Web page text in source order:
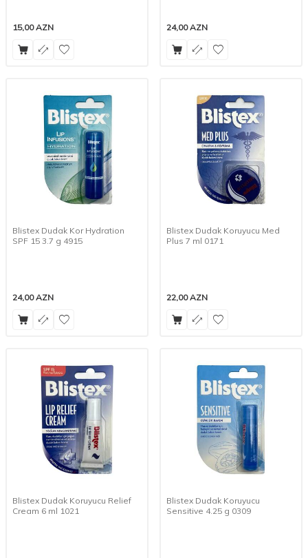
15,00AZN 24,00AZN
Blistex Dudak Kor Hydration
SPF 15 3.7 g 4915
24,00AZN
Blistex Dudak Koruyucu Med
Plus 7 ml 0171
22,00AZN
Blistex Dudak Koruyucu Relief
Cream 6 ml 1021
Blistex Dudak Koruyucu
Sensitive 4.25 g 0309